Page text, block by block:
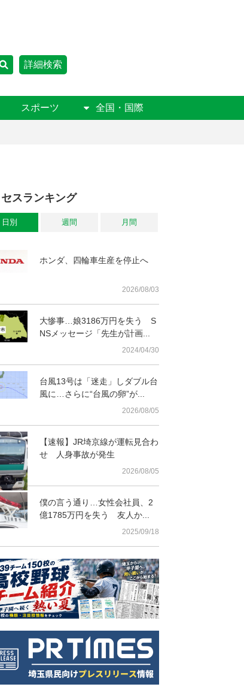
詳細検索
スポーツ 全国・国際
スランキング
日別 週間 月間
ホンダ、四輪車生産を停止へ
2026/08/03
大惨事…娘3186万円を失う S
NSメッセージ「先生が計画...
2024/04/30
台風13号は「迷走」しダブル台
風に…さらに“台風の卵”が...
2026/08/05
【速報】JR埼京線が運転見合わ
せ 人身事故が発生
2026/08/05
僕の言う通り…女性会社員、2
億1785万円を失う 友人か...
2025/09/18